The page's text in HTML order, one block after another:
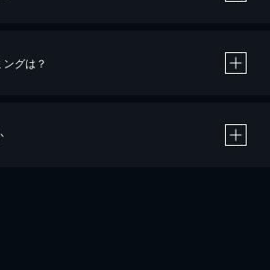
クレジットカード決済による作品の購入 / レンタルです。
グは？